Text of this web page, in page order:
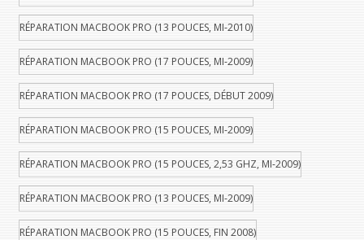
RÉPARATION MACBOOK PRO (13 POUCES, MI-2010)
RÉPARATION MACBOOK PRO (17 POUCES, MI-2009)
RÉPARATION MACBOOK PRO (17 POUCES, DÉBUT 2009)
RÉPARATION MACBOOK PRO (15 POUCES, MI-2009)
RÉPARATION MACBOOK PRO (15 POUCES, 2,53 GHZ, MI-2009)
RÉPARATION MACBOOK PRO (13 POUCES, MI-2009)
RÉPARATION MACBOOK PRO (15 POUCES, FIN 2008)